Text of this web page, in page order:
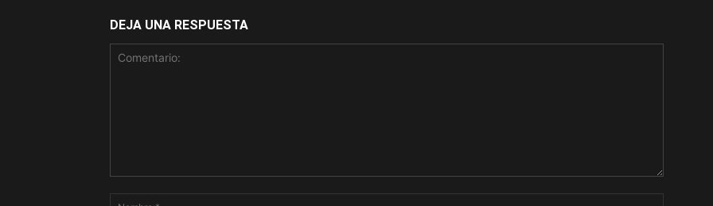
DEJA UNA RESPUESTA